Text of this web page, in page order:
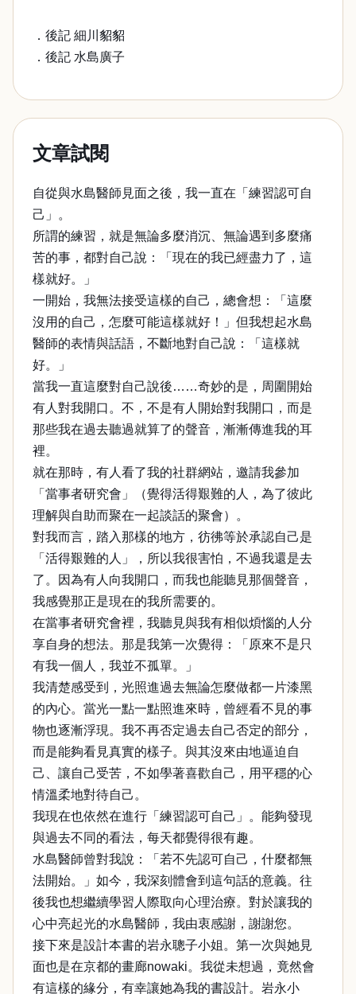
．後記 細川貂貂
．後記 水島廣子
文章試閱
自從與水島醫師見面之後，我一直在「練習認可自
己」。
所謂的練習，就是無論多麼消沉、無論遇到多麼痛
苦的事，都對自己說：「現在的我已經盡力了，這
樣就好。」
一開始，我無法接受這樣的自己，總會想：「這麼
沒用的自己，怎麼可能這樣就好！」但我想起水島
醫師的表情與話語，不斷地對自己說：「這樣就
好。」
當我一直這麼對自己說後……奇妙的是，周圍開始
有人對我開口。不，不是有人開始對我開口，而是
那些我在過去聽過就算了的聲音，漸漸傳進我的耳
裡。
就在那時，有人看了我的社群網站，邀請我參加
「當事者研究會」（覺得活得艱難的人，為了彼此
理解與自助而聚在一起談話的聚會）。
對我而言，踏入那樣的地方，彷彿等於承認自己是
「活得艱難的人」，所以我很害怕，不過我還是去
了。因為有人向我開口，而我也能聽見那個聲音，
我感覺那正是現在的我所需要的。
在當事者研究會裡，我聽見與我有相似煩惱的人分
享自身的想法。那是我第一次覺得：「原來不是只
有我一個人，我並不孤單。」
我清楚感受到，光照進過去無論怎麼做都一片漆黑
的內心。當光一點一點照進來時，曾經看不見的事
物也逐漸浮現。我不再否定過去自己否定的部分，
而是能夠看見真實的樣子。與其沒來由地逼迫自
己、讓自己受苦，不如學著喜歡自己，用平穩的心
情溫柔地對待自己。
我現在也依然在進行「練習認可自己」。能夠發現
與過去不同的看法，每天都覺得很有趣。
水島醫師曾對我說：「若不先認可自己，什麼都無
法開始。」如今，我深刻體會到這句話的意義。往
後我也想繼續學習人際取向心理治療。對於讓我的
心中亮起光的水島醫師，我由衷感謝，謝謝您。
接下來是設計本書的岩永聰子小姐。第一次與她見
面也是在京都的畫廊nowaki。我從未想過，竟然會
有這樣的緣分，有幸讓她為我的書設計。岩永小